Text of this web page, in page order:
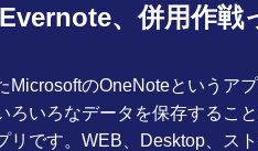
、併用作戦
MicrosoftのOneNoteというア
ろいろなデータを保存するこ
リです。WEB、Desktop、ス